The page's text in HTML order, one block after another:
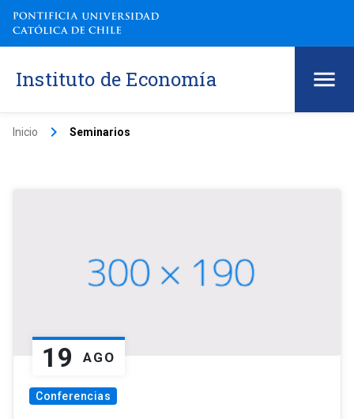
Instituto de Economía
Inicio keyboard_arrow_right Seminarios
19 AGO
Conferencias